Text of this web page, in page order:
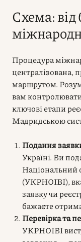
Схема: від
Процедура
централізована,
маршрутом.
вам контролювати
ключові етапи
Мадридською
Подання
Україні. Ви
Національний
(УКРНОІВІ),
заявку чи
бажаєте
Перевірка та
УКРНОІВІ